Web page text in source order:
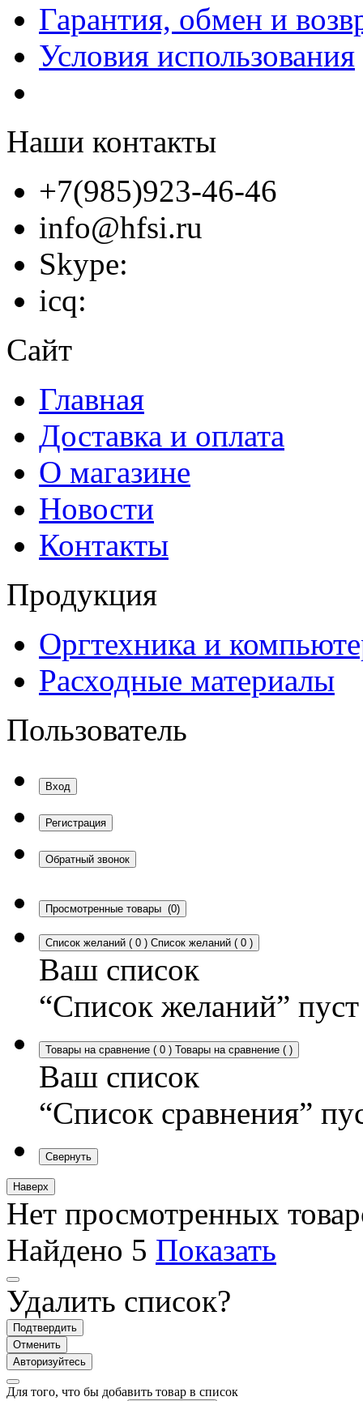
Гарантия, обмен и
Условия использования
Наши контакты
+7(985)923-46-46
info@hfsi.ru
Skype:
icq:
Сайт
Главная
Доставка и оплата
О магазине
Новости
Контакты
Продукция
Оргтехника и
Расходные материалы
Пользователь
Вход
Регистрация
Обратный звонок
Просмотренные товары (0)
Список желаний ( 0 ) Список желаний ( 0 )
Ваш список
“Список желаний” пуст
Товары на сравнение ( 0 ) Товары на сравнение ( )
Ваш список
“Список сравнения”
Свернуть
Наверх
Нет просмотренных
Найдено 5 Показать
Удалить список?
Подтвердить
Отменить
Авторизуйтесь
Для того, что бы добавить товар в список